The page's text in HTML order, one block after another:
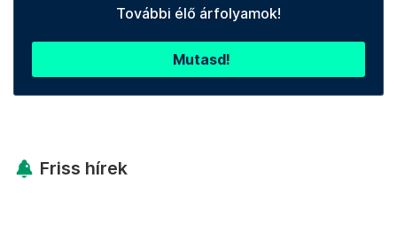
További élő árfolyamok!
Mutasd!
Friss hírek